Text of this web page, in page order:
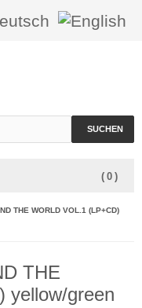
SUCHEN
( 0 )
THE WORLD VOL.1 (LP+CD)
THE
yellow/green